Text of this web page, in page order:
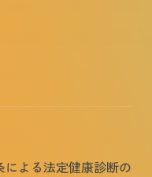
よる法定健康診断の